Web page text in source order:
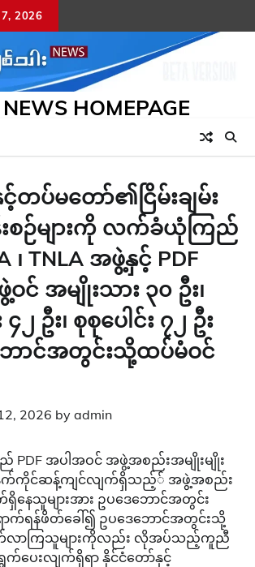
2026
HOMEPAGE
တပ်မတော်၏ငြိမ်းချမ်း
းစဉ်များကို လက်ခံယုံကြည်
TNLA အဖွဲ့နှင့် PDF
အမျိုးသား ၃၀ ဦး၊
၂ ဦး၊ စုစုပေါင်း ၇၂ ဦး
ောင်အတွင်းသို့ထပ်မံဝင်
2026 by admin
PDF အပါအဝင် အဖွဲ့အစည်းအမျိုးမျိုး
ကိုင်ဆန့်ကျင်လျက်ရှိသည့်် အဖွဲ့အစည်း
ရှိနေသူများအား ဥပဒေဘောင်အတွင်း
က်ရန်ဖိတ်ခေါ်၍ ဥပဒေဘောင်အတွင်းသို့
က်လာကြသူများကိုလည်း လိုအပ်သည့်ကူညီ
ရွက်ပေးလျက်ရှိရာ နိုင်ငံတော်နှင့်